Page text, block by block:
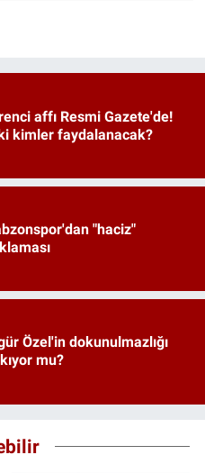
affı Resmi Gazete'de!
kimler faydalanacak?
"haciz"
Özel'in dokunulmazlığı
mu?